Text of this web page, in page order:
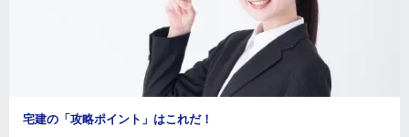
宅建の「攻略ポイント」はこれだ！